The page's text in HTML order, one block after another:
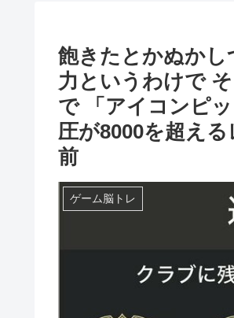
飽きたとかぬか
力というわけで
で 「アイコンピ
圧が8000を超え
前
ゲーム脳トレ